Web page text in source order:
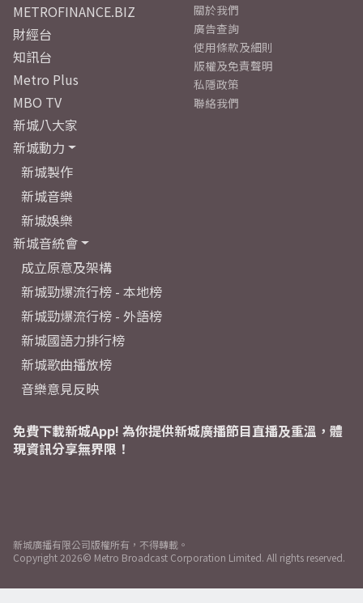
METROFINANCE.BIZ
財經台
知訊台
Metro Plus
MBO TV
新城八大家
新城動力
新城製作
新城音樂
新城娛樂
新城音統會
成立原意及架構
新城勁爆流行榜 - 本地榜
新城勁爆流行榜 - 外語榜
新城國語力排行榜
新城歌曲播放榜
音樂意見反映
關於我們
廣告查詢
使用條款及細則
版權及免責聲明
私隱政策
聯絡我們
免費下載新城App! 為你提供新城廣播節目直播及重溫，體
現資訊分享無界限！
新城廣播有限公司版權所有，不得轉載。
Copyright 2026© Metro Broadcast Corporation Limited. All rights reserved.